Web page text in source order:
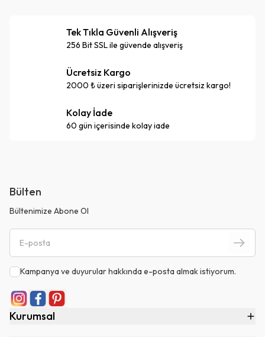
Tek Tıkla Güvenli Alışveriş
256 Bit SSL ile güvende alışveriş
Ücretsiz Kargo
2000 ₺ üzeri siparişlerinizde ücretsiz kargo!
Kolay İade
60 gün içerisinde kolay iade
Bülten
Bültenimize Abone Ol
Kampanya ve duyurular hakkında e-posta almak istiyorum.
Kurumsal